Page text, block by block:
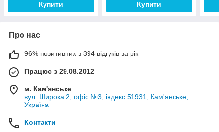
Купити Купити
Про нас
96% позитивних з 394 відгуків за рік
Працює з 29.08.2012
м. Кам'янське
вул. Широка 2, офіс №3, індекс 51931, Кам'янське,
Україна
Контакти